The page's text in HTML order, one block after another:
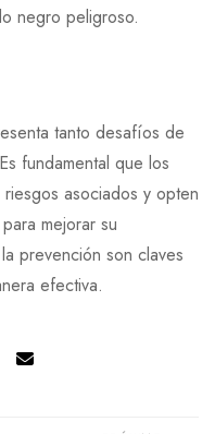
negro peligroso.
tanto desafíos de
fundamental que los
asociados y opten
mejorar su
prevención son claves
efectiva.